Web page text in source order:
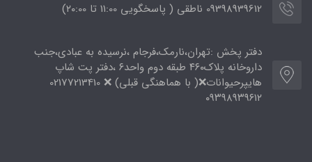
09398939612 ناطقی ( پاسخگویی 11:00 تا ۲۰:00)
دفتر پخش :تهران،نارمک،فرجام ،نرسیده به عبادی،جنب
داروخانه پلاک۴۶۰ طبقه دوم واحد۶ ،دفتر پت شاپ
هایپرحیوانات❌( با هماهنگی قبلی) ❌ 02177213410
۰۹۳۹۸۹۳۹۶۱۲